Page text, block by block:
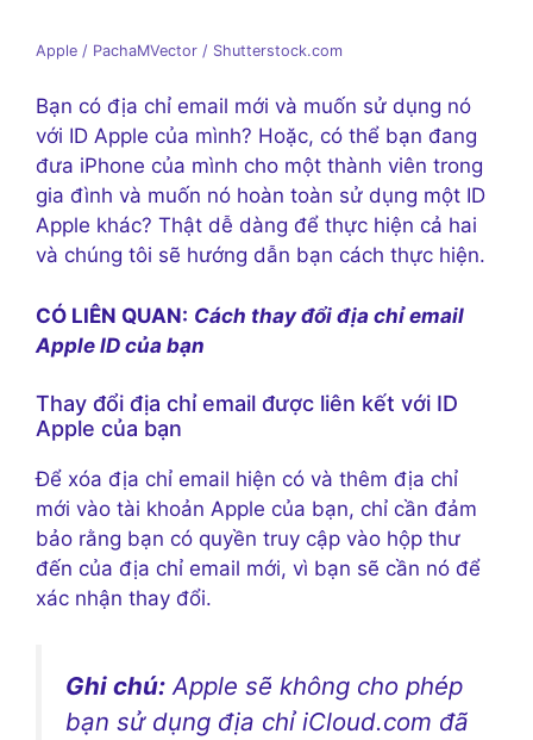
Apple / PachaMVector / Shutterstock.com
Bạn có địa chỉ email mới và muốn sử dụng nó
với ID Apple của mình? Hoặc, có thể bạn đang
đưa iPhone của mình cho một thành viên trong
gia đình và muốn nó hoàn toàn sử dụng một ID
Apple khác? Thật dễ dàng để thực hiện cả hai
và chúng tôi sẽ hướng dẫn bạn cách thực hiện.
CÓ LIÊN QUAN: Cách thay đổi địa chỉ email
Apple ID của bạn
Thay đổi địa chỉ email được liên kết với ID
Apple của bạn
Để xóa địa chỉ email hiện có và thêm địa chỉ
mới vào tài khoản Apple của bạn, chỉ cần đảm
bảo rằng bạn có quyền truy cập vào hộp thư
đến của địa chỉ email mới, vì bạn sẽ cần nó để
xác nhận thay đổi.
Ghi chú: Apple sẽ không cho phép
bạn sử dụng địa chỉ iCloud.com đã